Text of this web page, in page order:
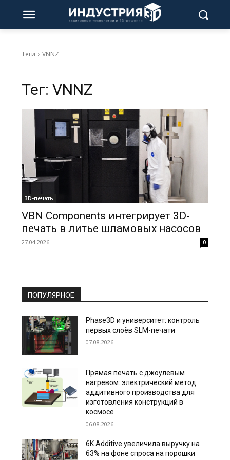
Теги VNNZ
Тег:VNNZ
3D-печать
VBN Components интегрирует 3D-
печать в литье шламовых насосов
27.04.2026 0
ПОПУЛЯРНОЕ
Phase3D и университет: контроль
первых слоёв SLM-печати
07.08.2026
Прямая печать с джоулевым
нагревом: электрический метод
аддитивного производства для
изготовления конструкций в
космосе
06.08.2026
6K Additive увеличила выручку на
63% на фоне спроса на порошки